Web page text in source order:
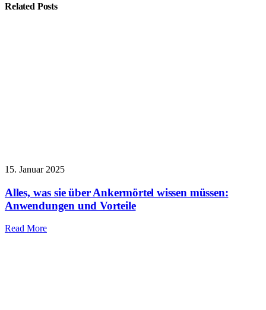
Related Posts
15. Januar 2025
Alles, was sie über Ankermörtel wissen müssen:
Anwendungen und Vorteile
Read More